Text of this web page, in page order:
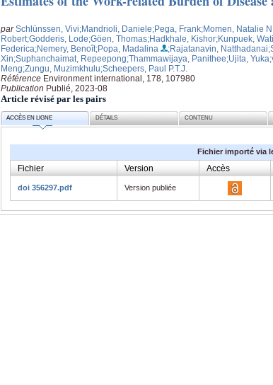
parSchlünssen, Vivi;Mandrioli, Daniele;Pega, Frank;Momen, Natalie
Robert;Godderis, Lode;Göen, Thomas;Hadkhale, Kishor;Kunpuek,
Federica;Nemery, Benoît;Popa, Madalina ;Rajatanavin, Natthadanai
Xin;Suphanchaimat, Repeepong;Thammawijaya, Panithee;Ujita, Yuka
Meng;Zungu, Muzimkhulu;Scheepers, Paul P.T.J.
Référence Environment international, 178, 107980
Publication Publié, 2023-08
Article révisé par les pairs
ACCÈS EN LIGNE DÉTAILS CONTENU
Fichier importé via
Fichier Version Accès
doi 356297.pdf Version publiée